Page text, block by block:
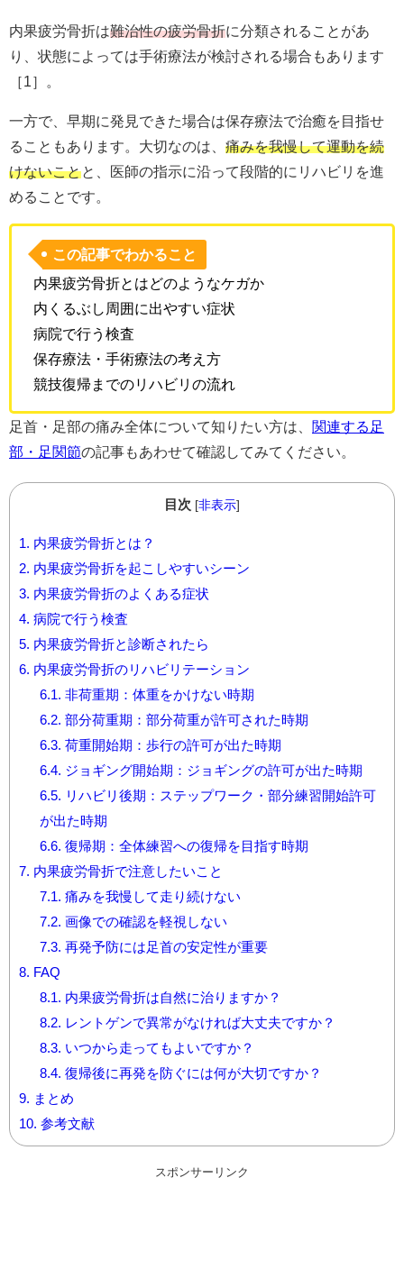
内果疲労骨折は難治性の疲労骨折に分類されることがあ
り、状態によっては手術療法が検討される場合もあります
［1］。
一方で、早期に発見できた場合は保存療法で治癒を目指せ
ることもあります。大切なのは、 痛みを我慢して運動を続
けないことと、医師の指示に沿って段階的にリハビリを進
めることです。
この記事でわかること
内果疲労骨折とはどのようなケガか
内くるぶし周囲に出やすい症状
病院で行う検査
保存療法・手術療法の考え方
競技復帰までのリハビリの流れ
足首・足部の痛み全体について知りたい方は、 関連する足
部・足関節の記事もあわせて確認してみてください。
目次 [非表示]
1.
内果疲労骨折とは？
2. 内果疲労骨折を起こしやすいシーン
3. 内果疲労骨折のよくある症状
4. 病院で行う検査
5. 内果疲労骨折と診断されたら
6. 内果疲労骨折のリハビリテーション
6.1.
非荷重期：体重をかけない時期
6.2. 部分荷重期：部分荷重が許可された時期
6.3. 荷重開始期：歩行の許可が出た時期
6.4. ジョギング開始期：ジョギングの許可が出た時期
6.5.
リハビリ後期：ステップワーク・部分練習開始許可
が出た時期
6.6. 復帰期：全体練習への復帰を目指す時期
7. 内果疲労骨折で注意したいこと
7.1.
痛みを我慢して走り続けない
7.2. 画像での確認を軽視しない
7.3. 再発予防には足首の安定性が重要
8.
FAQ
8.1.
内果疲労骨折は自然に治りますか？
8.2.
レントゲンで異常がなければ大丈夫ですか？
8.3. いつから走ってもよいですか？
8.4. 復帰後に再発を防ぐには何が大切ですか？
9.
まとめ
10. 参考文献
スポンサーリンク